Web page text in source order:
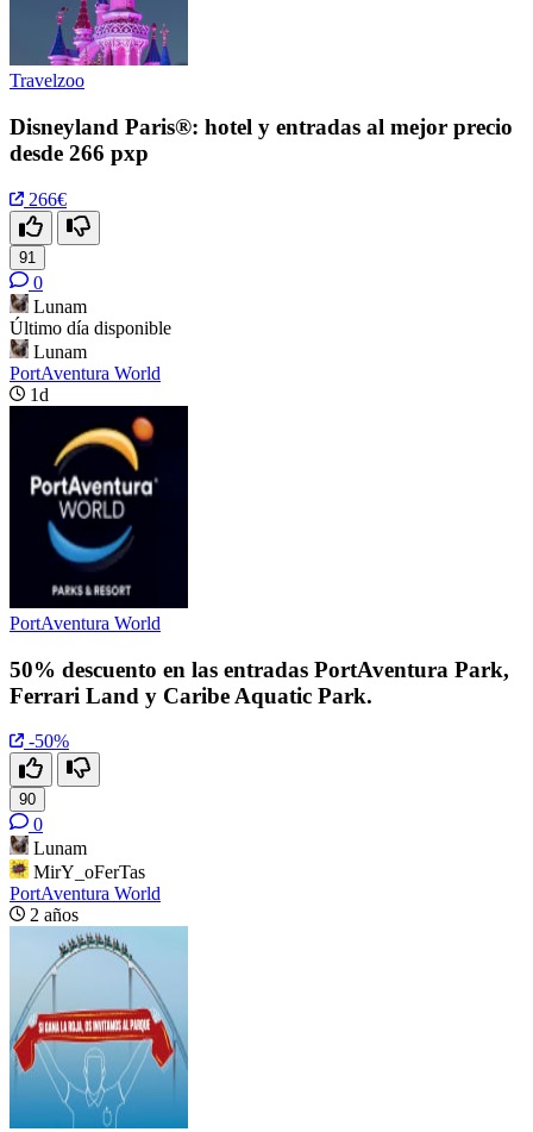
Travelzoo
Disneyland Paris®: hotel y entradas al mejor precio
desde 266 pxp
266€
91
0
Lunam
Último día disponible
Lunam
PortAventura World
1d
PortAventura World
50% descuento en las entradas PortAventura Park,
Ferrari Land y Caribe Aquatic Park.
-50%
90
0
Lunam
MirY_oFerTas
PortAventura World
2 años